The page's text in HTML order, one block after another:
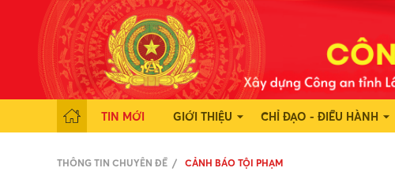
TIN MỚI GIỚI THIỆU CHỈ ĐẠO - ĐIỀU HÀNH
THÔNG TIN CHUYÊN ĐỀ CẢNH BÁO TỘI PHẠM